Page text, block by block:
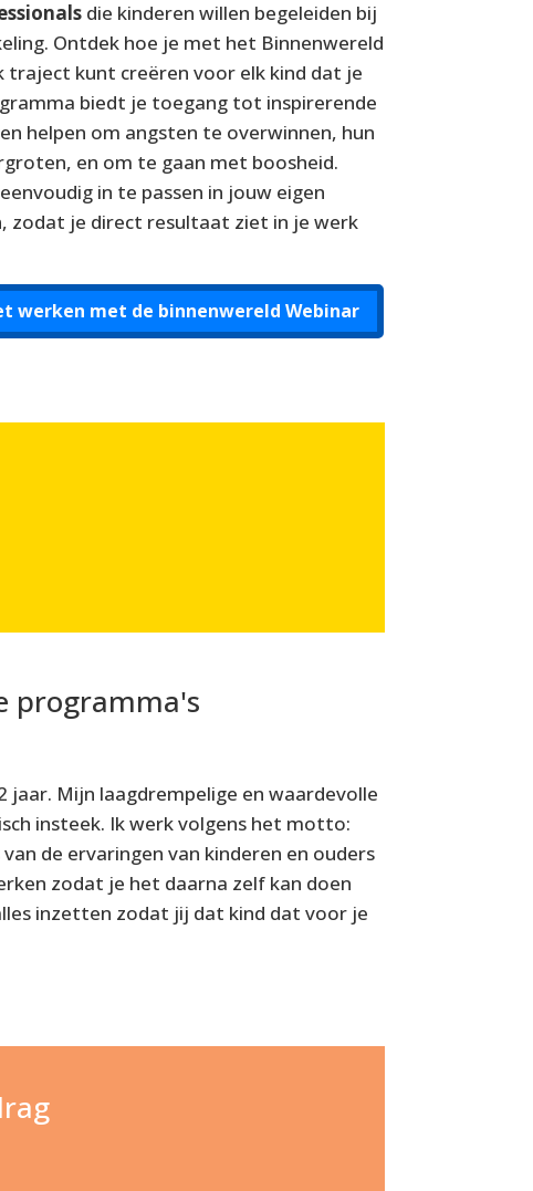
die kinderen willen begeleiden bij
Ontdek hoe je met het Binnenwereld
traject kunt creëren voor elk kind dat je
biedt je toegang tot inspirerende
helpen om angsten te overwinnen, hun
en om te gaan met boosheid.
in te passen in jouw eigen
zodat je direct resultaat ziet in je werk
werken met de binnenwereld Webinar
programma's
Mijn laagdrempelige en waardevolle
insteek. Ik werk volgens het motto:
de ervaringen van kinderen en ouders
zodat je het daarna zelf kan doen
inzetten zodat jij dat kind dat voor je